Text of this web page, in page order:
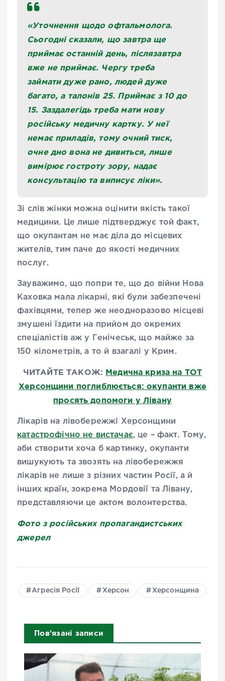
«Уточнення щодо офтальмолога.
Сьогодні сказали, що завтра ще
приймає останній день, післязавтра
вже не приймає. Чергу треба
займати дуже рано, людей дуже
багато, а талонів 25. Приймає з 10 до
15. Заздалегідь треба мати нову
російську медичну картку. У неї
немає приладів, тому очний тиск,
очне дно вона не дивиться, лише
вимірює гостроту зору, надає
консультацію та виписує ліки».
Зі слів жінки можна оцінити якість такої
медицини. Це лише підтверджує той факт,
що окупантам не має діла до місцевих
жителів, тим паче до якості медичних
послуг.
Зауважимо, що попри те, що до війни Нова
Каховка мала лікарні, які були забезпечені
фахівцями, тепер же неодноразово місцеві
змушені їздити на прийом до окремих
спеціалістів аж у Генічеськ, що майже за
150 кілометрів, а то й взагалі у Крим.
ЧИТАЙТЕ ТАКОЖ: Медична криза на ТОТ
Херсонщини поглиблюється: окупанти вже
просять допомоги у Лівану
Лікарів на лівобережжі Херсонщини
катастрофічно не вистачає, це – факт. Тому,
аби створити хоча б картинку, окупанти
вишукують та звозять на лівобережжя
лікарів не лише з різних частин Росії, а й
інших країн, зокрема Мордовії та Лівану,
представляючи це актом волонтерства.
Фото з російських пропагандистських
джерел
Агресія Росії Херсон Херсонщина
Пов'язані записи